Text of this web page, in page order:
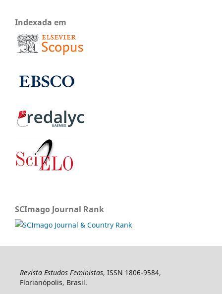
Indexada em
SCImago Journal Rank
Revista Estudos Feministas, ISSN 1806-9584,
Florianópolis, Brasil.